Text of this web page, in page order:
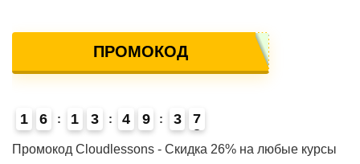
ПРОМОКОД
1
4
6 1 3 4 9 3 7
Промокод Cloudlessons - Скидка 26% на любые курсы